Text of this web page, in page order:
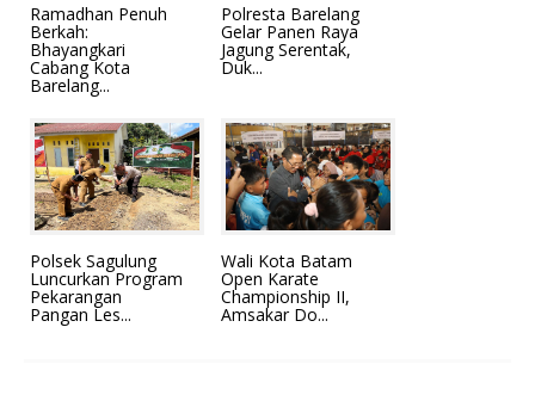
Ramadhan Penuh
Berkah:
Bhayangkari
Cabang Kota
Barelang...
Polresta Barelang
Gelar Panen Raya
Jagung Serentak,
Duk...
Polsek Sagulung
Luncurkan Program
Pekarangan
Pangan Les...
Wali Kota Batam
Open Karate
Championship II,
Amsakar Do...